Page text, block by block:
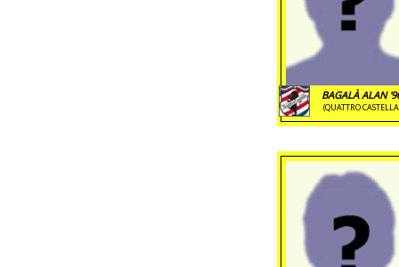
BAGALÀ ALAN
(QUATTRO